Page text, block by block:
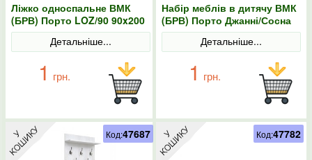
Ліжко односпальне ВМК
(БРВ) Порто LOZ/90 90x200
Джанні/Сосна ларіко
Детальніше...
1 грн.
Набір меблів в дитячу ВМК
(БРВ) Порто Джанні/Сосна
ларіко
Детальніше...
1 грн.
Код:47687 Код:47782